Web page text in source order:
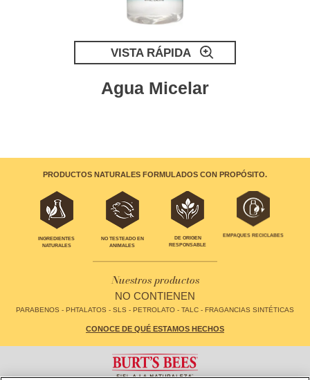
VISTA RÁPIDA
Agua Micelar
PRODUCTOS NATURALES FORMULADOS CON PROPÓSITO.
INGREDIENTES
NATURALES
NO TESTEADO EN
ANIMALES
DE ORIGEN
RESPONSABLE
EMPAQUES RECICLABES
Nuestros productos
NO CONTIENEN
PARABENOS - PHTALATOS - SLS - PETROLATO - TALC - FRAGANCIAS SINTÉTICAS
CONOCE DE QUÉ ESTAMOS HECHOS